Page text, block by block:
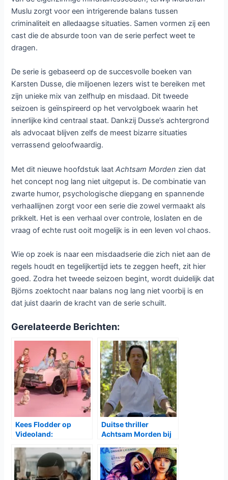
Muslu zorgt voor een intrigerende balans tussen
criminaliteit en alledaagse situaties. Samen vormen zij een
cast die de absurde toon van de serie perfect weet te
dragen.
De serie is gebaseerd op de succesvolle boeken van
Karsten Dusse, die miljoenen lezers wist te bereiken met
zijn unieke mix van zelfhulp en misdaad. Dit tweede
seizoen is geïnspireerd op het vervolgboek waarin het
innerlijke kind centraal staat. Dankzij Dusse’s achtergrond
als advocaat blijven zelfs de meest bizarre situaties
verrassend geloofwaardig.
Met dit nieuwe hoofdstuk laatAchtsam Morden zien dat
het concept nog lang niet uitgeput is. De combinatie van
zwarte humor, psychologische diepgang en spannende
verhaallijnen zorgt voor een serie die zowel vermaakt als
prikkelt. Het is een verhaal over controle, loslaten en de
vraag of echte rust ooit mogelijk is in een leven vol chaos.
Wie op zoek is naar een misdaadserie die zich niet aan de
regels houdt en tegelijkertijd iets te zeggen heeft, zit hier
goed. Zodra het tweede seizoen begint, wordt duidelijk dat
Björns zoektocht naar balans nog lang niet voorbij is en
dat juist daarin de kracht van de serie schuilt.
Gerelateerde Berichten:
Kees Flodder op
Videoland:
een modern jasje
Duitse thriller
Achtsam Morden bij